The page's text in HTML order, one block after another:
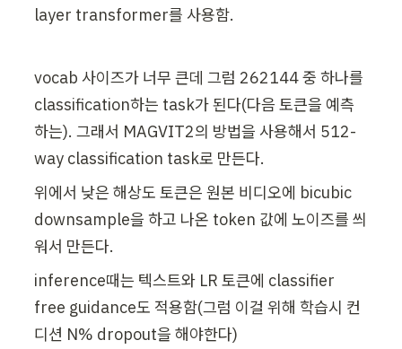
layer transformer를 사용함.
vocab 사이즈가 너무 큰데 그럼 262144 중 하나를
classification하는 task가 된다(다음 토큰을 예측
하는). 그래서 MAGVIT2의 방법을 사용해서 512-
way classification task로 만든다.
위에서 낮은 해상도 토큰은 원본 비디오에 bicubic
downsample을 하고 나온 token 값에 노이즈를 씌
워서 만든다.
inference때는 텍스트와 LR 토큰에 classifier
free guidance도 적용함(그럼 이걸 위해 학습시 컨
디션 N% dropout을 해야한다)